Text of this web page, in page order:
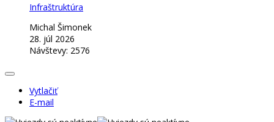
Infraštruktúra
Michal Šimonek
28. júl 2026
Návštevy: 2576
Vytlačiť
E-mail